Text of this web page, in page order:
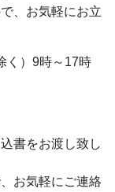
、お気軽にお立
く）9時～17時
書をお渡し致し
お気軽にご連絡